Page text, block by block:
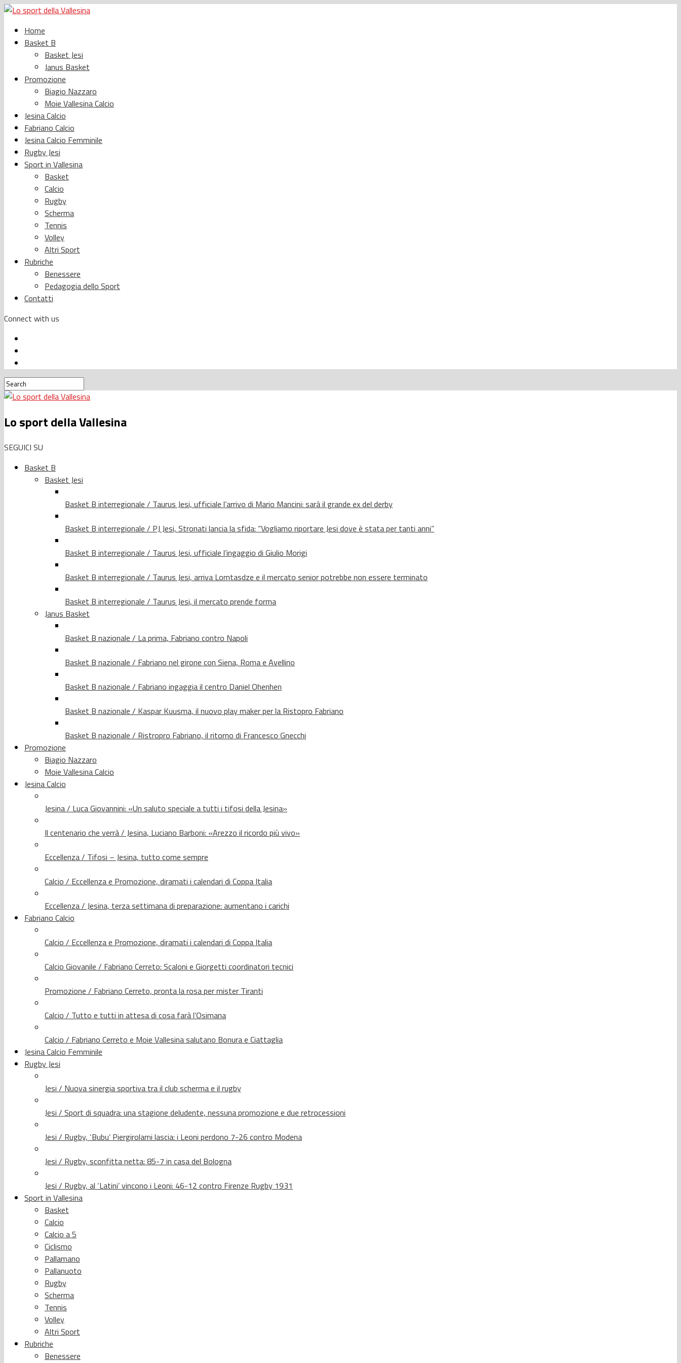
Home
Basket B
Basket Jesi
Janus Basket
Promozione
Biagio Nazzaro
Moie Vallesina Calcio
Jesina Calcio
Fabriano Calcio
Jesina Calcio Femminile
Rugby Jesi
Sport in Vallesina
Basket
Calcio
Rugby
Scherma
Tennis
Volley
Altri Sport
Rubriche
Benessere
Pedagogia dello Sport
Contatti
Connect with us
Lo sport della Vallesina
SEGUICI SU
Basket B
Basket Jesi
Basket B interregionale / Taurus Jesi, ufficiale l’arrivo di Mario Mancini: sarà il grande ex del derby
Basket B interregionale / PJ Jesi, Stronati lancia la sfida: “Vogliamo riportare Jesi dove è stata per tanti anni”
Basket B interregionale / Taurus Jesi, ufficiale l’ingaggio di Giulio Morigi
Basket B interregionale / Taurus Jesi, arriva Lomtasdze e il mercato senior potrebbe non essere terminato
Basket B interregionale / Taurus Jesi, il mercato prende forma
Janus Basket
Basket B nazionale / La prima, Fabriano contro Napoli
Basket B nazionale / Fabriano nel girone con Siena, Roma e Avellino
Basket B nazionale / Fabriano ingaggia il centro Daniel Ohenhen
Basket B nazionale / Kaspar Kuusma, il nuovo play maker per la Ristopro Fabriano
Basket B nazionale / Ristropro Fabriano, il ritorno di Francesco Gnecchi
Promozione
Biagio Nazzaro
Moie Vallesina Calcio
Jesina Calcio
Jesina / Luca Giovannini: «Un saluto speciale a tutti i tifosi della Jesina»
Il centenario che verrà / Jesina, Luciano Barboni: «Arezzo il ricordo più vivo»
Eccellenza / Tifosi – Jesina, tutto come sempre
Calcio / Eccellenza e Promozione, diramati i calendari di Coppa Italia
Eccellenza / Jesina, terza settimana di preparazione: aumentano i carichi
Fabriano Calcio
Calcio / Eccellenza e Promozione, diramati i calendari di Coppa Italia
Calcio Giovanile / Fabriano Cerreto: Scaloni e Giorgetti coordinatori tecnici
Promozione / Fabriano Cerreto, pronta la rosa per mister Tiranti
Calcio / Tutto e tutti in attesa di cosa farà l’Osimana
Calcio / Fabriano Cerreto e Moie Vallesina salutano Bonura e Ciattaglia
Jesina Calcio Femminile
Rugby Jesi
Jesi / Nuova sinergia sportiva tra il club scherma e il rugby
Jesi / Sport di squadra: una stagione deludente, nessuna promozione e due retrocessioni
Jesi / Rugby, ‘Bubu’ Piergirolami lascia: i Leoni perdono 7-26 contro Modena
Jesi / Rugby, sconfitta netta: 85-7 in casa del Bologna
Jesi / Rugby, al ‘Latini’ vincono i Leoni: 46-12 contro Firenze Rugby 1931
Sport in Vallesina
Basket
Calcio
Calcio a 5
Ciclismo
Pallamano
Pallanuoto
Rugby
Scherma
Tennis
Volley
Altri Sport
Rubriche
Benessere